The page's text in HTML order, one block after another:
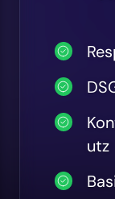
utz